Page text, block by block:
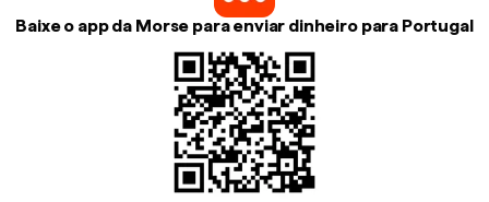
Baixe o app da Morse para enviar dinheiro para Portugal